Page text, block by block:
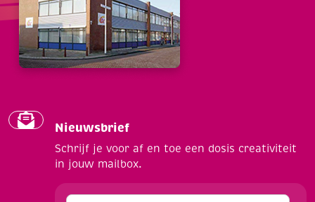
Nieuwsbrief
Schrijf je voor af en toe een dosis creativiteit
in jouw mailbox.